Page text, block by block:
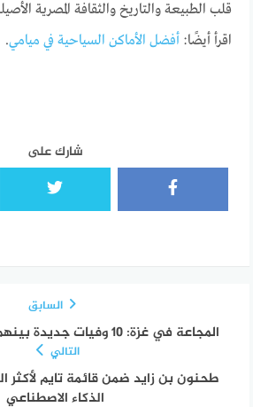
قلب الطبيعة والتاريخ والثقافة المصرية
اقرأ أيضًا: أفضل الأماكن السياحية في ميامي.
شارك على
السابق
المجاعة في غزة: 10 وفيات جديدة بينهم 3 أطفال خلال يوم
التالي
طحنون بن زايد ضمن قائمة تايم لأكثر
الذكاء الاصطناعي